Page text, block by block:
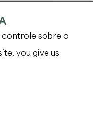
controle sobre o
you give us